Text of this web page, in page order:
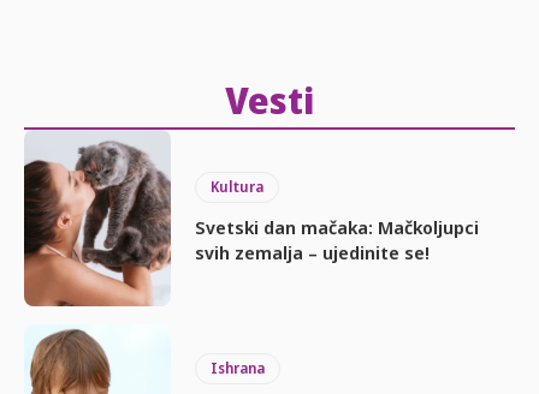
Vesti
Kultura
Svetski dan mačaka: Mačkoljupci
svih zemalja – ujedinite se!
Ishrana